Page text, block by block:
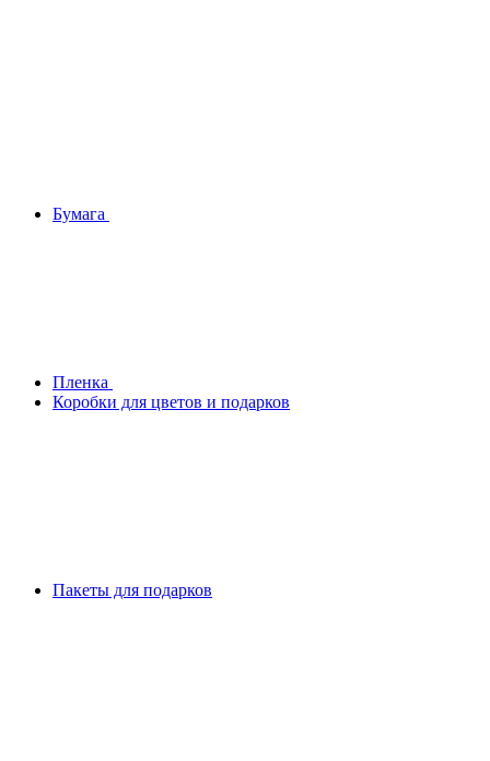
Бумага
Плeнка
Коробки для цветов и подарков
Пакеты для подарков